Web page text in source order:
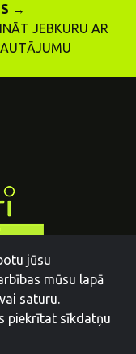
→
JEBKURU AR
jūsu
mūsu lapā
saturu.
piekrītat sīkdatņu